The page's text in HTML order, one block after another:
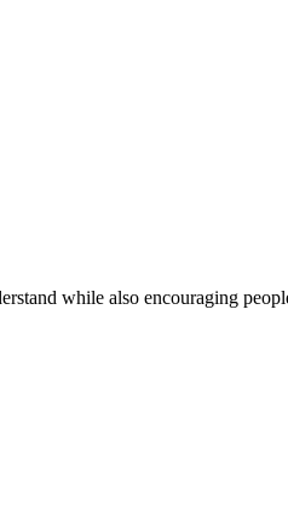
while also encouraging